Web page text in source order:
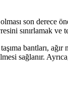
son
sınırlamak
bantları,
sağlanır.